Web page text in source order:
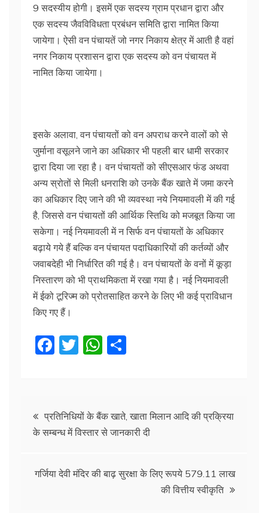
9 सदस्यीय होगी। इसमें एक सदस्य ग्राम प्रधान द्वारा और
एक सदस्य जैवविविधता प्रबंधन समिति द्वारा नामित किया
जायेगा। ऐसी वन पंचायतें जो नगर निकाय क्षेत्र में आती है वहां
नगर निकाय प्रशासन द्वारा एक सदस्य को वन पंचायत में
नामित किया जायेगा।
इसके अलावा, वन पंचायतों को वन अपराध करने वालों को से
जुर्माना वसूलने जाने का अधिकार भी पहली बार धामी सरकार
द्वारा दिया जा रहा है। वन पंचायतों को सीएसआर फंड अथवा
अन्य स्रोतों से मिली धनराशि को उनके बैंक खाते में जमा करने
का अधिकार दिए जाने की भी व्यवस्था नये नियमावली में की गई
है, जिससे वन पंचायतों की आर्थिक स्तिथि को मजबूत किया जा
सकेगा। नई नियमावली में न सिर्फ वन पंचायतों के अधिकार
बढ़ाये गये हैं बल्कि वन पंचायत पदाधिकारियों की कर्तव्यों और
जवाबदेही भी निर्धारित की गई है। वन पंचायतों के वनों में कूड़ा
निस्तारण को भी प्राथमिकता में रखा गया है। नई नियमावली
में ईको टूरिज्म को प्रोतसाहित करने के लिए भी कई प्राविधान
किए गए हैं।
F
b
o
k
T
W
A
p
Post
navigation
प्रतिनिधियों के बैंक खाते, खाता मिलान आदि की प्रक्रिया
के सम्बन्ध में विस्तार से जानकारी दी
गर्जिया देवी मंदिर की बाढ़ सुरक्षा के लिए रूपये 579.11 लाख
की वित्तीय स्वीकृति